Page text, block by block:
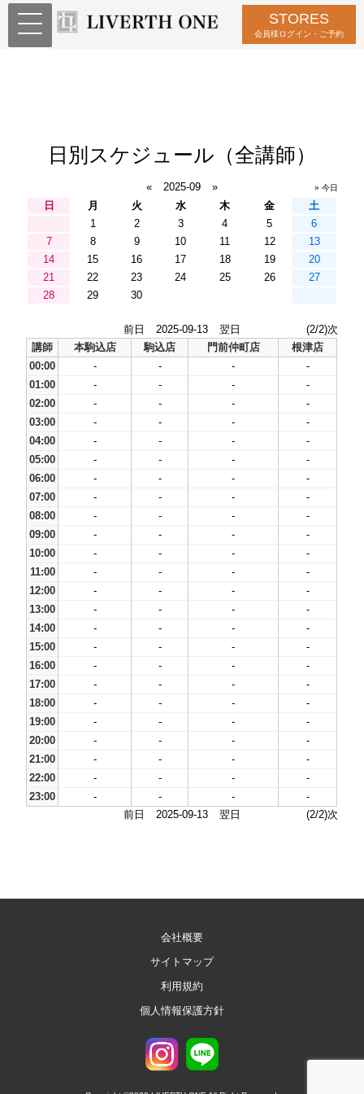
STORES
会員様ログイン・ご予約
日別スケジュール（全講師）
« 2025-09 » » 今日
日 月 火 水 木 金
土
1
2 3 4 5
6
7
8 9 10 11 12
13
14
15 16 17 18 19
20
21
22 23 24 25 26
27
28
29 30
前日 2025-09-13 翌日
(2/2)次
講師
本駒込店 駒込店 門前仲町店
根津店
00:00
- - -
-
01:00
- - -
-
02:00
- - -
-
03:00
- - -
-
04:00
- - -
-
05:00
- - -
-
06:00
- - -
-
07:00
- - -
-
08:00
- - -
-
09:00
- - -
-
10:00
- - -
-
11:00
- - -
-
12:00
- - -
-
13:00
- - -
-
14:00
- - -
-
15:00
- - -
-
16:00
- - -
-
17:00
- - -
-
18:00
- - -
-
19:00
- - -
-
20:00
- - -
-
21:00
- - -
-
22:00
- - -
-
23:00
- - -
-
前日
2025-09-13 翌日 (2/2)次
会社概要
サイトマップ
利用規約
個人情報保護方針